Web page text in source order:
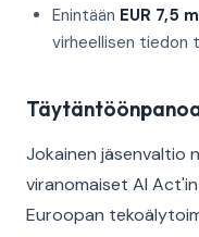
Enintään EUR 7,5
virheellisen tiedon
Jokainen jäsenvaltio
viranomaiset AI
Euroopan